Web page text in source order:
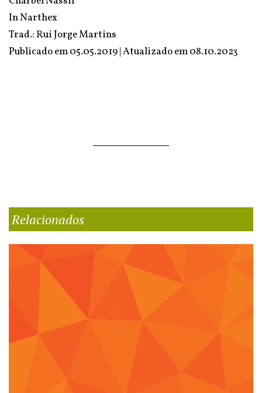
InNarthex
Trad.: Rui Jorge Martins
Publicado em 05.05.2019 | Atualizado em08.10.2023
Relacionados